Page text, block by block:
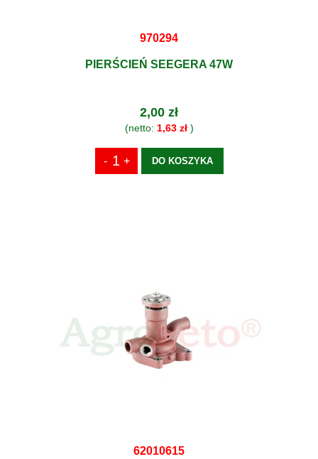
970294
PIERŚCIEŃ SEEGERA 47W
2,00 zł
(netto: 1,63 zł)
DO KOSZYKA
62010615